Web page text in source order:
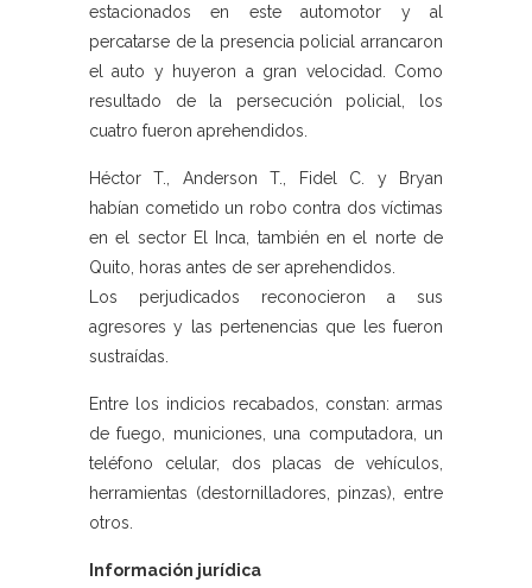
estacionados en este automotor y al
percatarse de la presencia policial arrancaron
el auto y huyeron a gran velocidad. Como
resultado de la persecución policial, los
cuatro fueron aprehendidos.
Héctor T., Anderson T., Fidel C. y Bryan
habían cometido un robo contra dos víctimas
en el sector El Inca, también en el norte de
Quito, horas antes de ser aprehendidos.
Los perjudicados reconocieron a sus
agresores y las pertenencias que les fueron
sustraídas.
Entre los indicios recabados, constan: armas
de fuego, municiones, una computadora, un
teléfono celular, dos placas de vehículos,
herramientas (destornilladores, pinzas), entre
otros.
Información jurídica